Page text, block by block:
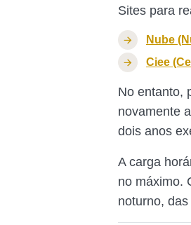
Sites para
Nube
Ciee
No entanto,
novamente
dois anos
A carga
no máximo.
noturno,